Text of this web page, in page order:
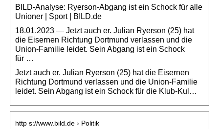
BILD-Analyse: Ryerson-Abgang ist ein Schock für alle
Unioner | Sport | BILD.de
18.01.2023 — Jetzt auch er. Julian Ryerson (25) hat
die Eisernen Richtung Dortmund verlassen und die
Union-Familie leidet. Sein Abgang ist ein Schock
für …
Jetzt auch er. Julian Ryerson (25) hat die Eisernen
Richtung Dortmund verlassen und die Union-Familie
leidet. Sein Abgang ist ein Schock für die Klub-Kul…
http s://www.bild.de › Politik